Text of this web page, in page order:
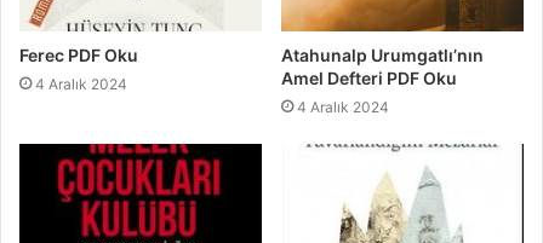
Ferec PDF Oku
4 Aralık 2024
Atahunalp Urumgatlı’nın
Amel Defteri PDF Oku
4 Aralık 2024